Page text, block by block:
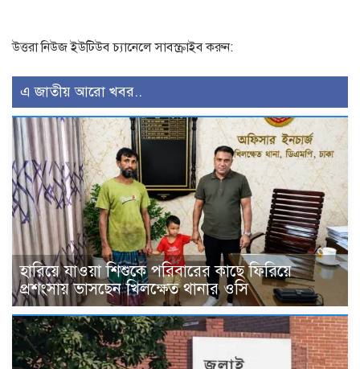
উত্তরা নিউজ ইউটিউব চ্যানেলে সাবস্ক্রাইব করুন:
এ জাতীয় আরো খবর..
হারিয়ে যাওয়া শিশুকে পরিবারের কাছে ফিরিয়ে
প্রশংসায় ভাসছেন খিলক্ষেত থানার ওসি